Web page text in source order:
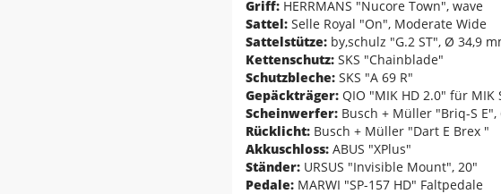
Griff: HERRMANS "Nucore Town", wave
Sattel: Selle Royal "On", Moderate Wide
Sattelstütze: by,schulz "G.2 ST", Ø 34,9
Kettenschutz: SKS "Chainblade"
Schutzbleche: SKS "A 69 R"
Gepäckträger: QIO "MIK HD 2.0" für MIK
Scheinwerfer: Busch + Müller "Briq-S E",
Rücklicht: Busch + Müller "Dart E Brex "
Akkuschloss: ABUS "XPlus"
Ständer: URSUS "Invisible Mount", 20"
Pedale: MARWI "SP-157 HD" Faltpedale